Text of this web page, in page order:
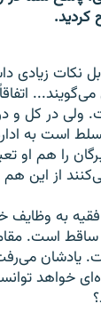
کردید.
نکات زیادی
ولی در کل و
است به
را هم او
از این هم
فقیه به
است.
یادشان
خواهد